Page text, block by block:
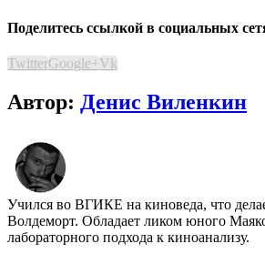
Поделитесь ссылкой в социальных
TwitterGoogle+Vk
Автор: Денис Виленкин
Учился во ВГИКЕ на киноведа, что
Волдеморт. Обладает ликом юного
лабораторного подхода к киноанализу.